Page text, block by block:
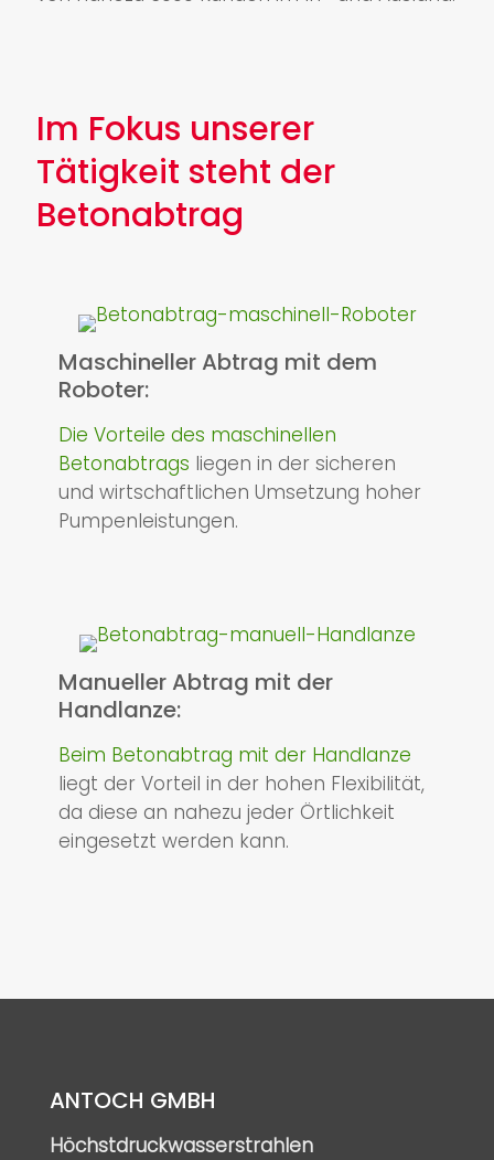
Im Fokus unserer
Tätigkeit steht der
Betonabtrag
Maschineller Abtrag mit dem
Roboter:
Die Vorteile des maschinellen
Betonabtrags liegen in der sicheren
und wirtschaftlichen Umsetzung hoher
Pumpenleistungen.
Manueller Abtrag mit der
Handlanze:
Beim Betonabtrag mit der Handlanze
liegt der Vorteil in der hohen Flexibilität,
da diese an nahezu jeder Örtlichkeit
eingesetzt werden kann.
ANTOCH GMBH
Höchstdruckwasserstrahlen